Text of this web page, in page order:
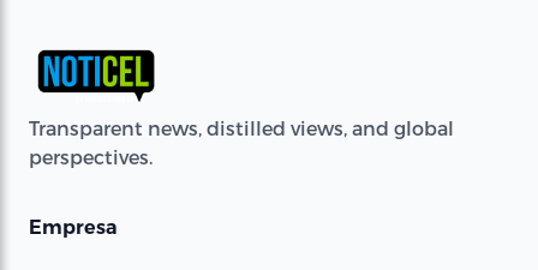
Transparent news, distilled views, and global
perspectives.
Empresa